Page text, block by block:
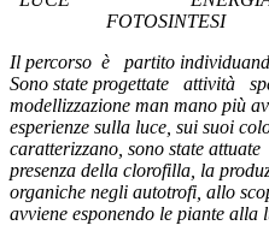
FOTOSINTESI
Il percorso è partito
Sono state progettate attività
modellizzazione man mano più
esperienze sulla luce, sui suoi
caratterizzano, sono state
presenza della clorofilla, la
organiche negli autotrofi, allo
avviene esponendo le piante alla